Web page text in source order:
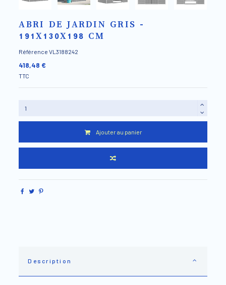
ABRI DE JARDIN GRIS -
191X130X198 CM
Référence VL3188242
418,48 €
TTC
Ajouter au panier
Description